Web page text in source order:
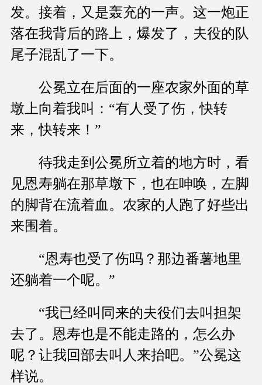
发。接着，又是轰充的一声。这一炮正
落在我背后的路上，爆发了，夫役的队
尾子混乱了一下。
公冕立在后面的一座农家外面的草
墩上向着我叫：“有人受了伤，快转
来，快转来！”
待我走到公冕所立着的地方时，看
见恩寿躺在那草墩下，也在呻唤，左脚
的脚背在流着血。农家的人跑了好些出
来围着。
“恩寿也受了伤吗？那边番薯地里
还躺着一个呢。”
“我已经叫同来的夫役们去叫担架
去了。恩寿也是不能走路的，怎么办
呢？让我回部去叫人来抬吧。”公冕这
样说。